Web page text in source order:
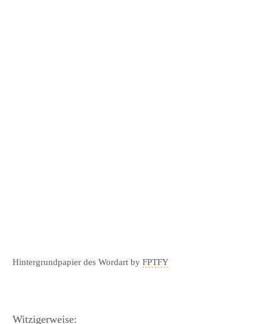
Hintergrundpapier des Wordart by FPTFY
Witzigerweise: